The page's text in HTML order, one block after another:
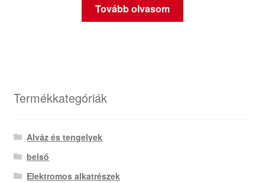
Tovább olvasom
Termékkategóriák
Alváz és tengelyek
belső
Elektromos alkatrészek